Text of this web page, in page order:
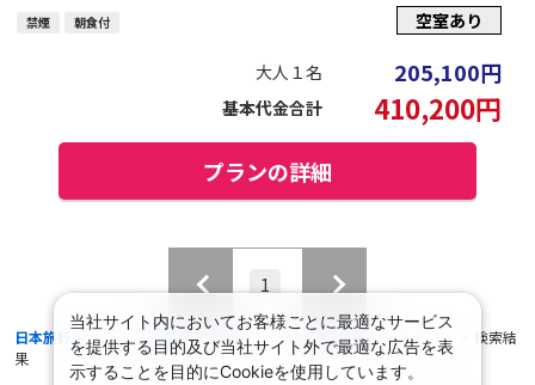
禁煙 朝食付 空室あり
大人１名 205,100円
基本代金合計 410,200円
プランの詳細
1
日本旅行トップ > 国内旅行・国内ツアー > 航空+宿泊セットプラン
検索結
果
当社サイト内においてお客様ごとに最適なサービス
を提供する目的及び当社サイト外で最適な広告を表
示することを目的にCookieを使用しています。